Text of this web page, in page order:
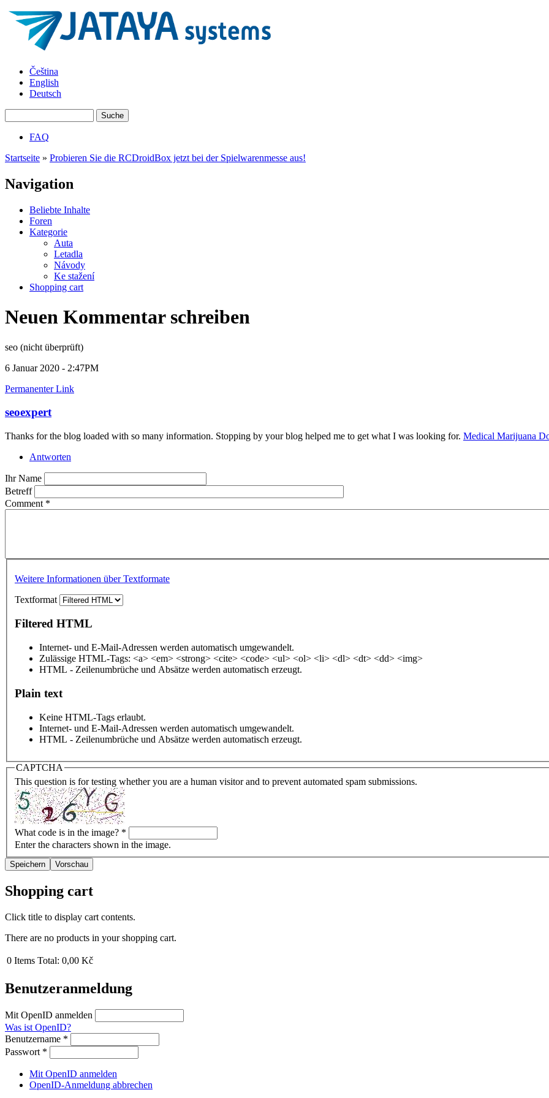
Direkt zum Inhalt
systems -
elektronika
pro RC
Čeština
English
Deutsch
Hauptmenü
FAQ
Startseite » Probieren Sie die RCDroidBox jetzt bei der Spielwarenmesse aus!
Navigation
Beliebte Inhalte
Foren
Kategorie
Auta
Letadla
Návody
Ke stažení
Shopping cart
Neuen Kommentar schreiben
seo (nicht überprüft)
6 Januar 2020 - 2:47PM
Permanenter Link
seoexpert
Thanks for the blog loaded with so many information. Stopping by your blog helped me to get what I was looking for. Medical Marijuana
Antworten
Ihr Name
Betreff
Comment *
Weitere Informationen über Textformate
Textformat
Filtered HTML
Internet- und E-Mail-Adressen werden automatisch umgewandelt.
Zulässige HTML-Tags: <a> <em> <strong> <cite> <code> <ul> <ol> <li> <dl> <dt> <dd> <img>
HTML - Zeilenumbrüche und Absätze werden automatisch erzeugt.
Plain text
Keine HTML-Tags erlaubt.
Internet- und E-Mail-Adressen werden automatisch umgewandelt.
HTML - Zeilenumbrüche und Absätze werden automatisch erzeugt.
CAPTCHA
This question is for testing whether you are a human visitor and to prevent automated spam submissions.
What code is in the image? *
Enter the characters shown in the image.
Shopping cart
Click title to display cart contents.
There are no products in your shopping cart.
0 Items Total: 0,00 Kč
Benutzeranmeldung
Mit OpenID anmelden
Was ist OpenID?
Benutzername *
Passwort *
Mit OpenID anmelden
OpenID-Anmeldung abbrechen